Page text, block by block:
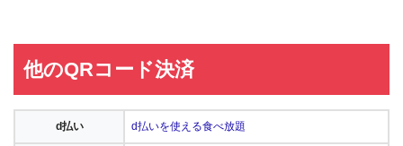
他のQRコード決済
d払い d払いを使える食べ放題